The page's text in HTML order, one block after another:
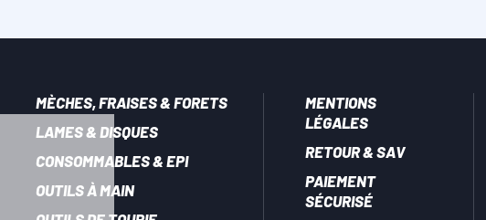
MÈCHES, FRAISES & FORETS
LAMES & DISQUES
CONSOMMABLES & EPI
OUTILS À MAIN
MENTIONS
LÉGALES
RETOUR & SAV
PAIEMENT
SÉCURISÉ